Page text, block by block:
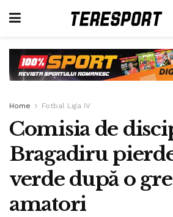
Home Fotbal Liga IV
Comisia de
Bragadiru
verde după o
amatori